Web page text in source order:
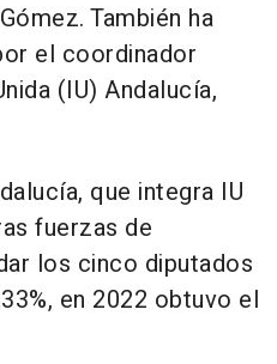
También ha
el coordinador
(IU) Andalucía,
que integra IU
fuerzas de
los cinco diputados
en 2022 obtuvo el